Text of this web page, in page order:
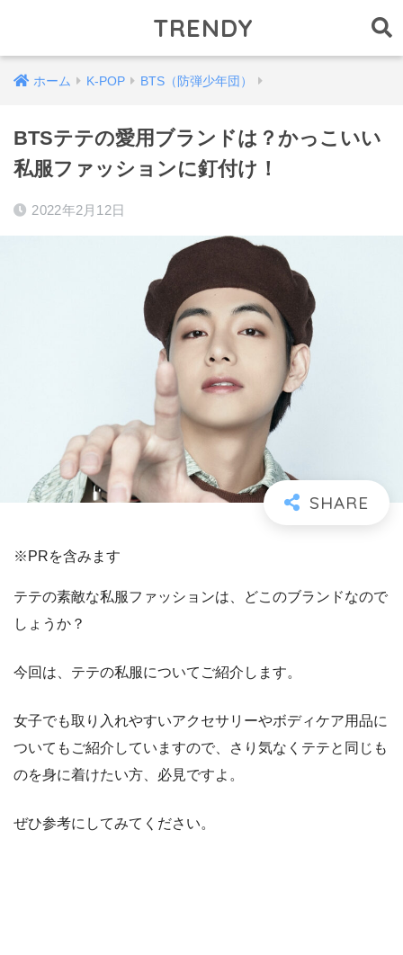
TRENDY
ホーム K-POP BTS（防弾少年団）
BTSテテの愛用ブランドは？かっこいい
私服ファッションに釘付け！
2022年2月12日
※PRを含みます
テテの素敵な私服ファッションは、どこのブランドなので
しょうか？
今回は、テテの私服についてご紹介します。
女子でも取り入れやすいアクセサリーやボディケア用品に
ついてもご紹介していますので、さり気なくテテと同じも
のを身に着けたい方、必見ですよ。
ぜひ参考にしてみてください。